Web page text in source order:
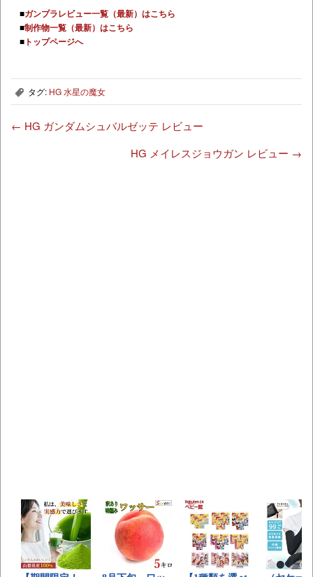
■ガンプラレビュー一覧（最新）はこちら
■制作物一覧（最新）はこちら
■ トップページへ
, タグ: HG 水星の魔女
← HG ガンダムシュバルゼッテ レビュー
HG メイレスジョウガン レビュー →